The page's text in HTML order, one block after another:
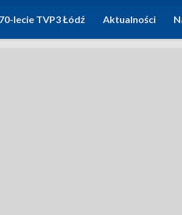
70-lecie TVP3 Łódź Aktualności